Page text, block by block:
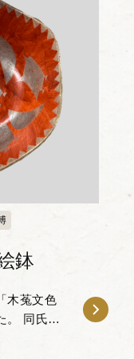
鉢
木菟文色
。 同氏
意匠を